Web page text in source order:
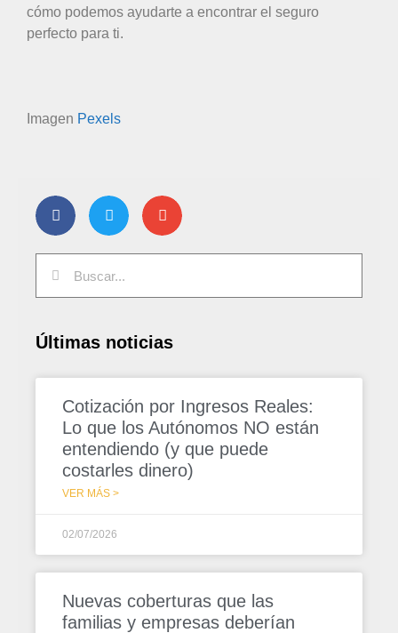
cómo podemos ayudarte a encontrar el seguro
perfecto para ti.
Imagen Pexels
Últimas noticias
Cotización por Ingresos Reales:
Lo que los Autónomos NO están
entendiendo (y que puede
costarles dinero)
VER MÁS >
02/07/2026
Nuevas coberturas que las
familias y empresas deberían